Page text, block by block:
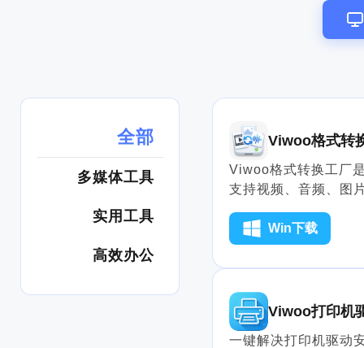
全部
多媒体工具
实用工具
高效办公
Viwoo格式转
Viwoo格式转换工厂
支持视频、音频、图
求。
Win下载
Viwoo打印机
一键解决打印机驱动